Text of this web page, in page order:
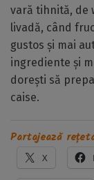
vară tihnită, de
livadă, când
gustos și mai
ingrediente și
dorești să
caise.
Partajează
X